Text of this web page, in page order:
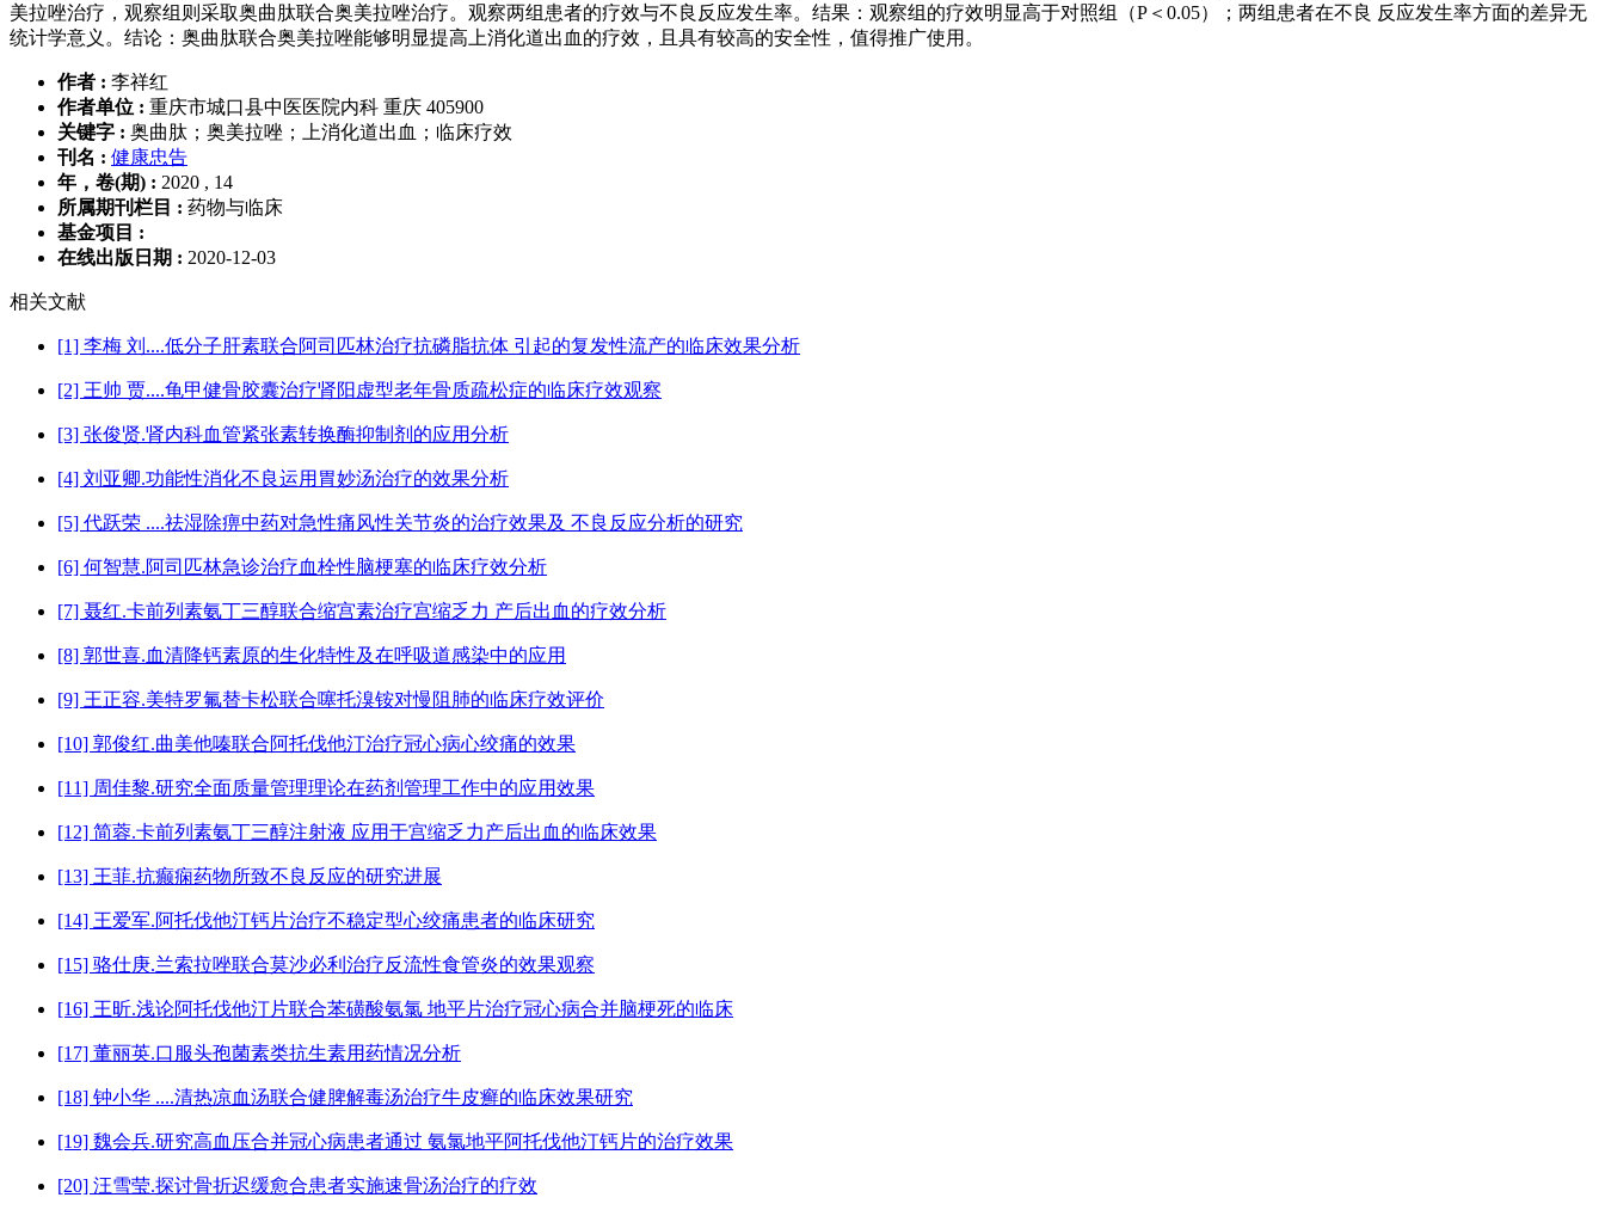
美拉唑治疗，观察组则采取奥曲肽联合奥美拉唑治疗。观察两组患者的疗效与不良反应发生率。结果：观察组的疗效明显高于对照组（P＜0.05）；两组患者在不良 反应发生率方面的差异无
统计学意义。结论：奥曲肽联合奥美拉唑能够明显提高上消化道出血的疗效，且具有较高的安全性，值得推广使用。
作者 : 李祥红
作者单位 : 重庆市城口县中医医院内科 重庆 405900
关键字 : 奥曲肽；奥美拉唑；上消化道出血；临床疗效
刊名 : 健康忠告
年，卷(期) : 2020 , 14
所属期刊栏目 : 药物与临床
基金项目 :
在线出版日期 : 2020-12-03
相关文献
[1] 李梅 刘....低分子肝素联合阿司匹林治疗抗磷脂抗体 引起的复发性流产的临床效果分析
[2] 王帅 贾....龟甲健骨胶囊治疗肾阳虚型老年骨质疏松症的临床疗效观察
[3] 张俊贤.肾内科血管紧张素转换酶抑制剂的应用分析
[4] 刘亚卿.功能性消化不良运用胃妙汤治疗的效果分析
[5] 代跃荣 ....祛湿除痹中药对急性痛风性关节炎的治疗效果及 不良反应分析的研究
[6] 何智慧.阿司匹林急诊治疗血栓性脑梗塞的临床疗效分析
[7] 聂红.卡前列素氨丁三醇联合缩宫素治疗宫缩乏力 产后出血的疗效分析
[8] 郭世喜.血清降钙素原的生化特性及在呼吸道感染中的应用
[9] 王正容.美特罗氟替卡松联合噻托溴铵对慢阻肺的临床疗效评价
[10] 郭俊红.曲美他嗪联合阿托伐他汀治疗冠心病心绞痛的效果
[11] 周佳黎.研究全面质量管理理论在药剂管理工作中的应用效果
[12] 简蓉.卡前列素氨丁三醇注射液 应用于宫缩乏力产后出血的临床效果
[13] 王菲.抗癫痫药物所致不良反应的研究进展
[14] 王爱军.阿托伐他汀钙片治疗不稳定型心绞痛患者的临床研究
[15] 骆仕庚.兰索拉唑联合莫沙必利治疗反流性食管炎的效果观察
[16] 王昕.浅论阿托伐他汀片联合苯磺酸氨氯 地平片治疗冠心病合并脑梗死的临床
[17] 董丽英.口服头孢菌素类抗生素用药情况分析
[18] 钟小华 ....清热凉血汤联合健脾解毒汤治疗牛皮癣的临床效果研究
[19] 魏会兵.研究高血压合并冠心病患者通过 氨氯地平阿托伐他汀钙片的治疗效果
[20] 汪雪莹.探讨骨折迟缓愈合患者实施速骨汤治疗的疗效